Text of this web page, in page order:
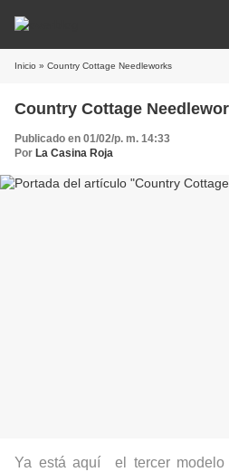
Inicio » Country Cottage Needleworks
Country Cottage
Publicado en 01/02/p. m. 14:33
Por La Casina Roja
Ya está aquí el tercer modelo